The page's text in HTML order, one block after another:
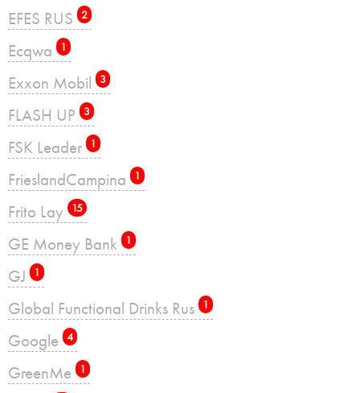
EFES RUS 2
Ecqwa 1
Exxon Mobil 3
FLASH UP 3
FSK Leader 1
FrieslandCampina 1
Frito Lay 15
GE Money Bank 1
GJ 1
Global Functional Drinks Rus 1
Google 4
GreenMe 1